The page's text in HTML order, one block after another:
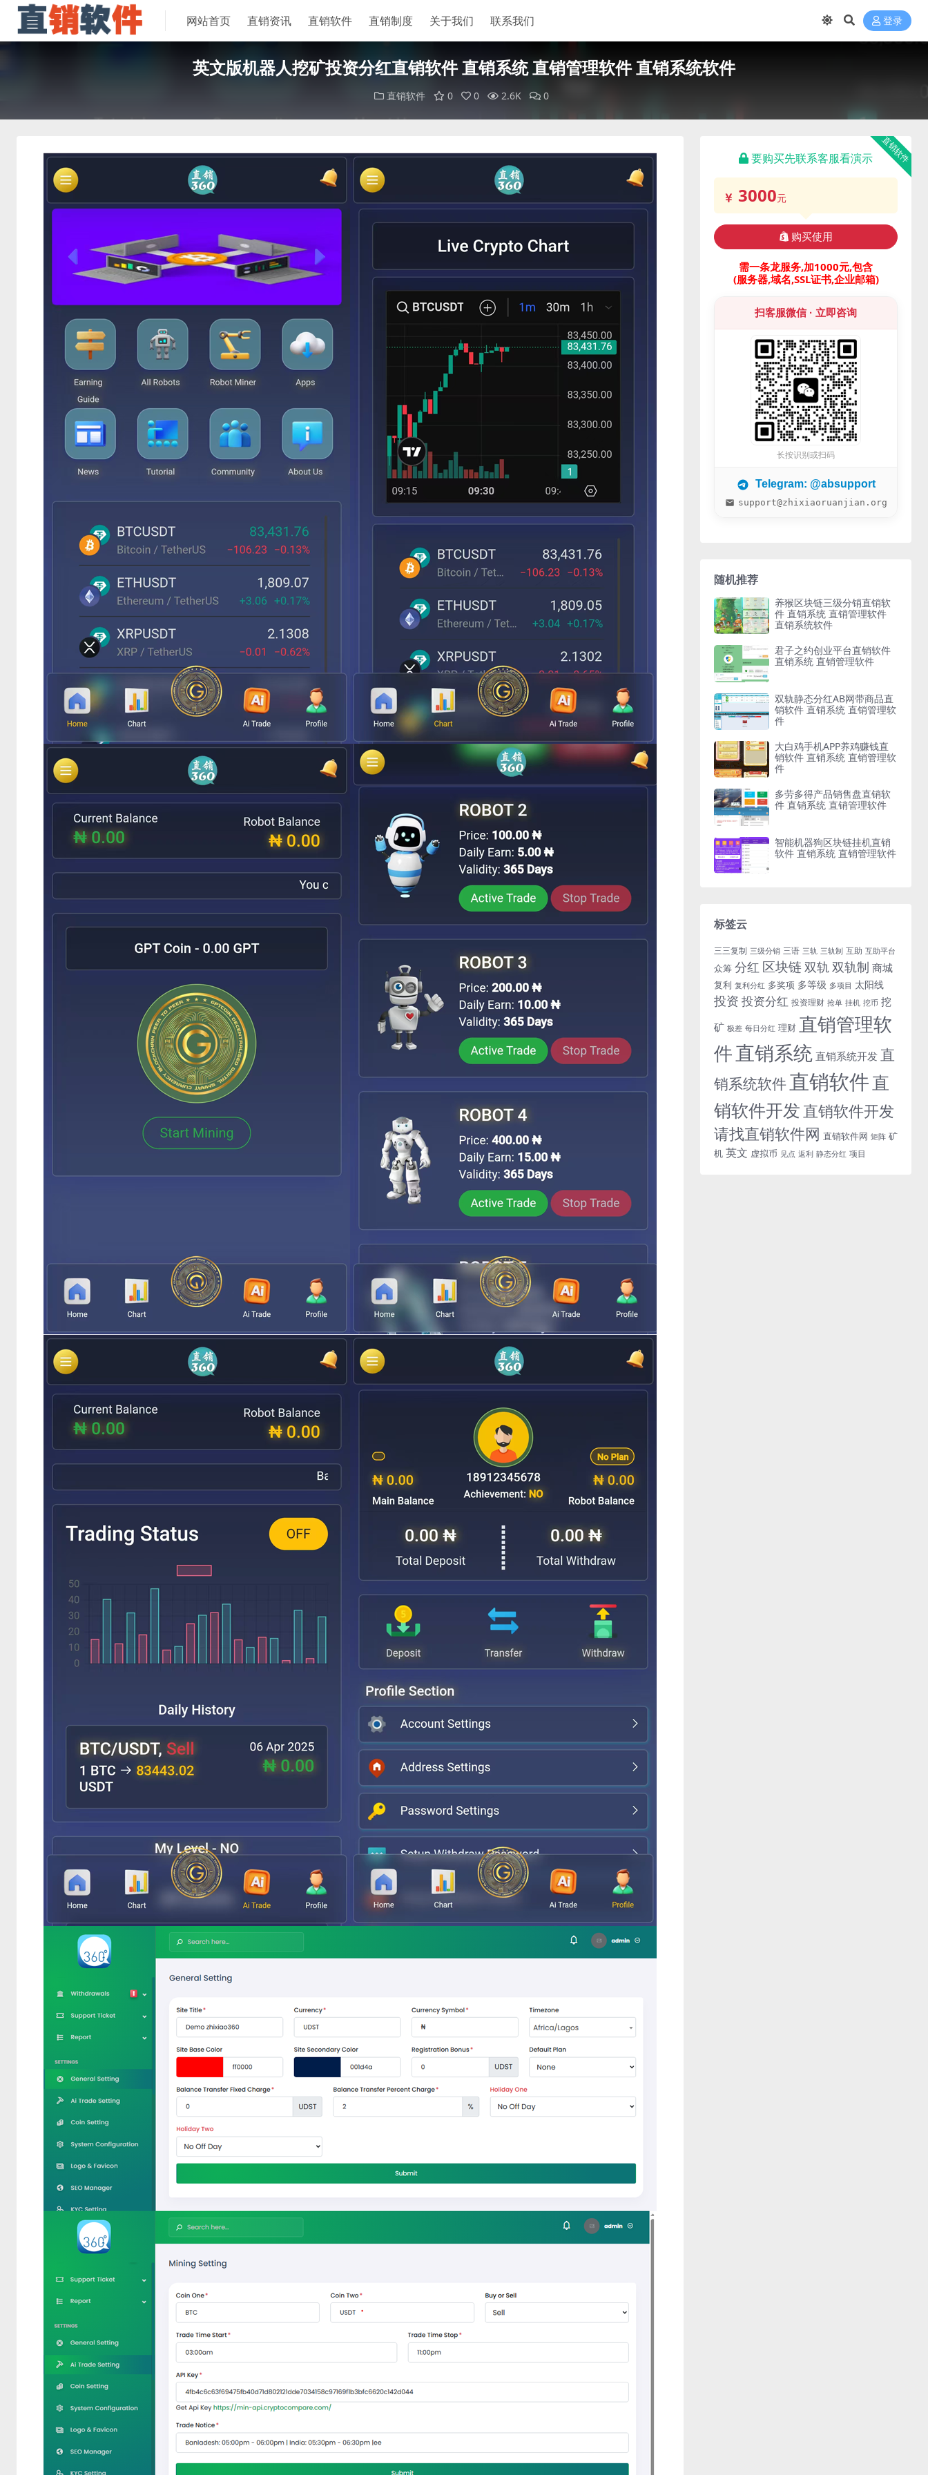
网站首页 直销资讯 直销软件 直销制度 关于我们 联系我们 登录
英文版机器人挖矿投资分红直销软件 直销系统 直销管理软件 直销系统软件
直销软件 0 0 2.6K 0
直销软件
要购买先联系客服看演示
3000元
购买使用
需一条龙服务,加1000元,包含
(服务器,域名,SSL证书,企业邮箱)
扫客服微信 · 立即咨询
长按识别或扫码
Telegram: @absupport
support@zhixiaoruanjian.org
随机推荐
养猴区块链三级分销直销软
件 直销系统 直销管理软件
直销系统软件
君子之约创业平台直销软件
直销系统 直销管理软件
双轨静态分红AB网带商品直
销软件 直销系统 直销管理软
件
大白鸡手机APP养鸡赚钱直
销软件 直销系统 直销管理软
件
多劳多得产品销售盘直销软
件 直销系统 直销管理软件
智能机器狗区块链挂机直销
软件 直销系统 直销管理软件
标签云
三三复制 三级分销 三语 三轨 三轨制 互助 互助平台
众筹 分红 区块链双轨双轨制 商城
复利 复利分红 多奖项 多等级 多项目 太阳线
投资 投资分红 投资理财 抢单 挂机 挖币 挖
矿 极差 每日分红 理财 直销管理软
件直销系统直销系统开发 直
销系统软件直销软件直
销软件开发 直销软件开发
请找直销软件网 直销软件网 矩阵 矿
机 英文 虚拟币 见点 返利 静态分红 项目